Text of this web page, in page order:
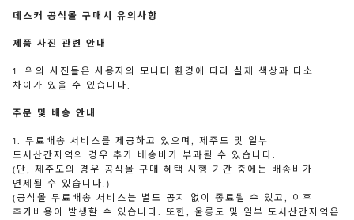
데스커 공식몰 구매시 유의사항
제품 사진 관련 안내
1. 위의 사진들은 사용자의 모니터 환경에 따라 실제 색상과 다소
차이가 있을 수 있습니다.
주문 및 배송 안내
1. 무료배송 서비스를 제공하고 있으며, 제주도 및 일부
도서산간지역의 경우 추가 배송비가 부과될 수 있습니다.
(단, 제주도의 경우 공식몰 구매 혜택 시행 기간 중에는 배송비가
면제될 수 있습니다.)
(공식몰 무료배송 서비스는 별도 공지 없이 종료될 수 있고, 이후
추가비용이 발생할 수 있습니다. 또한, 울릉도 및 일부 도서산간지역은